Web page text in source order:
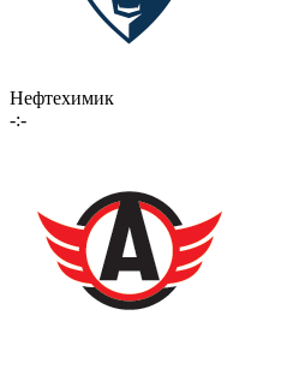
Нефтехимик
-:-